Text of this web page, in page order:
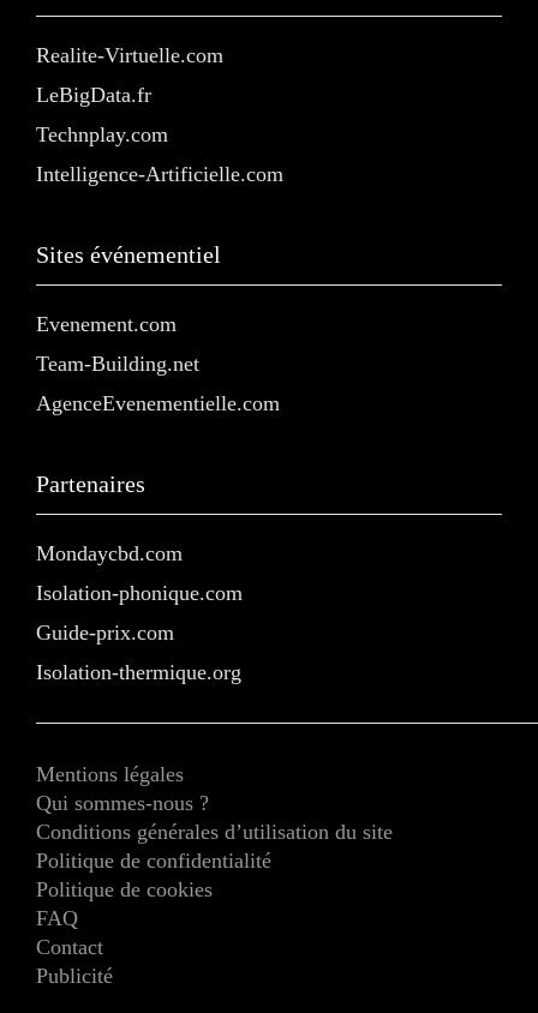
Realite-Virtuelle.com
LeBigData.fr
Technplay.com
Intelligence-Artificielle.com
Sites événementiel
Evenement.com
Team-Building.net
AgenceEvenementielle.com
Partenaires
Mondaycbd.com
Isolation-phonique.com
Guide-prix.com
Isolation-thermique.org
Mentions légales
Qui sommes-nous ?
Conditions générales d’utilisation du site
Politique de confidentialité
Politique de cookies
FAQ
Contact
Publicité